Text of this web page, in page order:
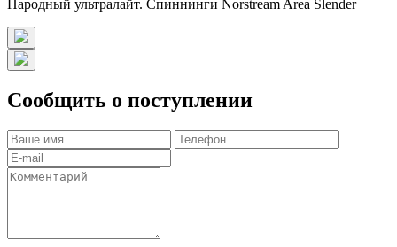
Народный ультралайт. Спиннинги Norstream Area Slender
Сообщить о поступлении